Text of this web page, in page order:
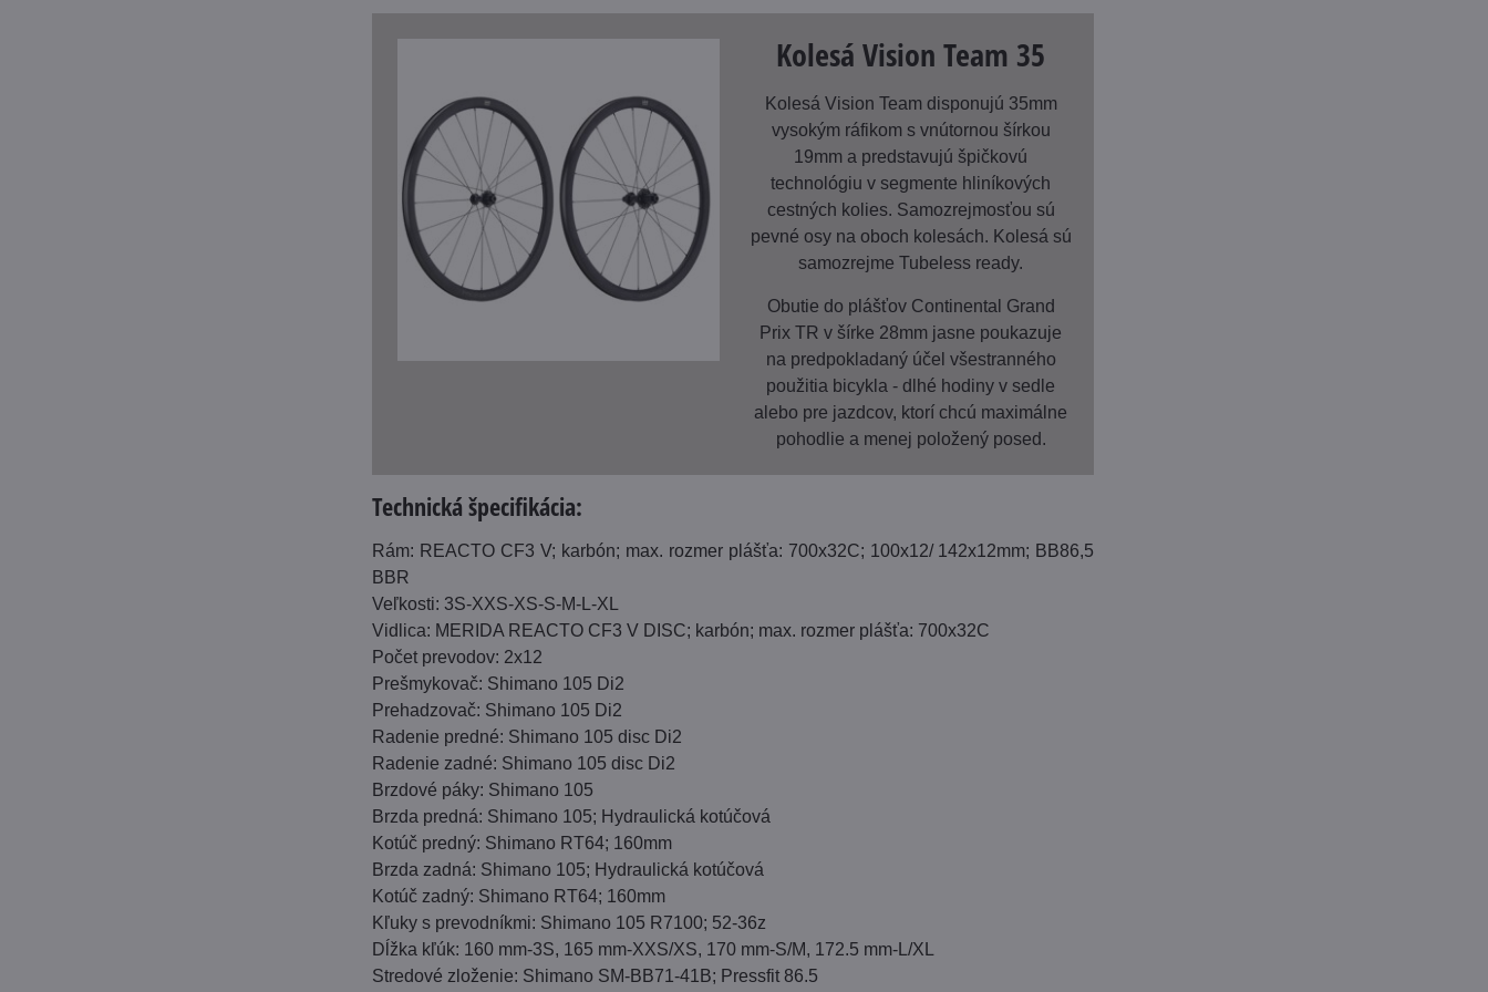
Kolesá Vision Team 35
Kolesá Vision Team disponujú 35mm
vysokým ráfikom s vnútornou šírkou
19mm a predstavujú špičkovú
technológiu v segmente hliníkových
cestných kolies. Samozrejmosťou sú
pevné osy na oboch kolesách. Kolesá sú
samozrejme Tubeless ready.
Obutie do plášťov Continental Grand
Prix TR v šírke 28mm jasne poukazuje
na predpokladaný účel všestranného
použitia bicykla - dlhé hodiny v sedle
alebo pre jazdcov, ktorí chcú maximálne
pohodlie a menej položený posed.
Technická špecifikácia:
Rám: REACTO CF3 V; karbón; max. rozmer plášťa: 700x32C; 100x12/ 142x12mm; BB86,5
BBR
Veľkosti: 3S-XXS-XS-S-M-L-XL
Vidlica: MERIDA REACTO CF3 V DISC; karbón; max. rozmer plášťa: 700x32C
Počet prevodov: 2x12
Prešmykovač: Shimano 105 Di2
Prehadzovač: Shimano 105 Di2
Radenie predné: Shimano 105 disc Di2
Radenie zadné: Shimano 105 disc Di2
Brzdové páky: Shimano 105
Brzda predná: Shimano 105; Hydraulická kotúčová
Kotúč predný: Shimano RT64; 160mm
Brzda zadná: Shimano 105; Hydraulická kotúčová
Kotúč zadný: Shimano RT64; 160mm
Kľuky s prevodníkmi: Shimano 105 R7100; 52-36z
Dĺžka kľúk: 160 mm-3S, 165 mm-XXS/XS, 170 mm-S/M, 172.5 mm-L/XL
Stredové zloženie: Shimano SM-BB71-41B; Pressfit 86.5